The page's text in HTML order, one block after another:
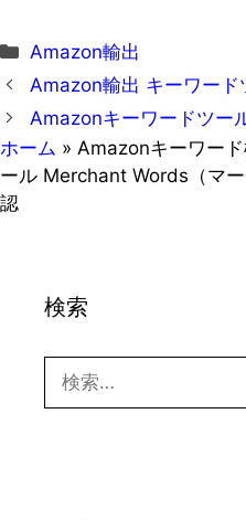
カ
テ
リ
ー
Amazon輸出
Amazon輸出 キーワード
Amazonキーワードツー
ホーム » Amazonキーワー
ール Merchant Words（マ
認
検索
索: